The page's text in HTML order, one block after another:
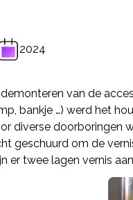
2024
van de
bankje …) werd het
diverse doorboringen
geschuurd om de
er twee lagen vernis